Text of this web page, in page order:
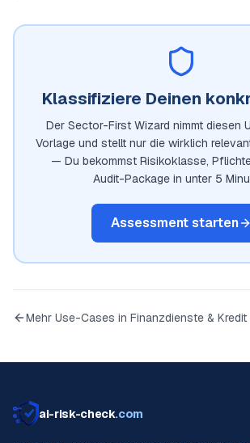
Klassifiziere Deinen
Der Sector-First Wizard nimmt diesen
Vorlage und stellt nur die wirklich
— Du bekommst Risikoklasse,
Audit-Package in unter 5
Assessment starten
Mehr Use-Cases in Finanzdienste & Kredit
ai-risk-check.com